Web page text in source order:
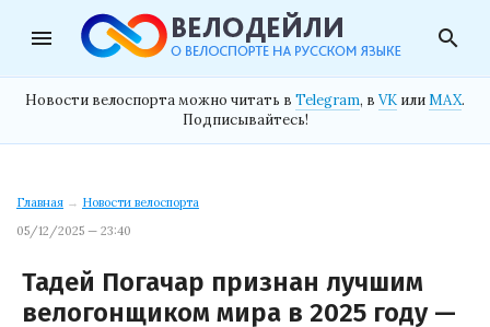
menu search
Новости велоспорта можно читать в Telegram, в VK илиMAX.
Подписывайтесь!
Главная → Новости велоспорта
05/12/2025 — 23:40
Тадей Погачар признан лучшим
велогонщиком мира в 2025 году —